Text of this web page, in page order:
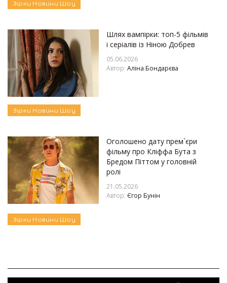
Зірки Новини Шоу
Шлях вампірки: топ-5 фільмів
і серіалів із Ніною Добрев
05.06.2026
Автор: Аліна Бондарєва
Зірки Новини Шоу
Оголошено дату прем`єри
фільму про Кліффа Бута з
Бредом Піттом у головній
ролі
21.05.2026
Автор: Єгор Бунін
Зірки Новини Шоу